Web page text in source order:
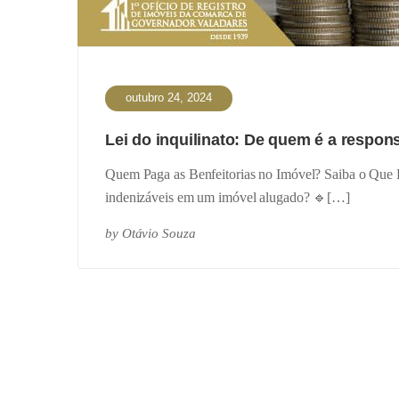
outubro 24, 2024
Lei do inquilinato: De quem é a
Quem Paga as Benfeitorias no Imóvel? Saiba o
indenizáveis em um imóvel alugado? 🔹[…]
by Otávio Souza